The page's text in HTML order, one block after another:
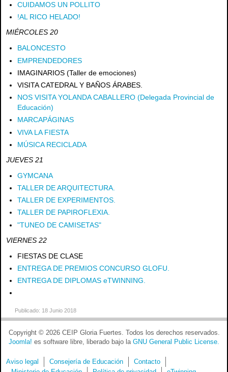
CUIDAMOS UN POLLITO
!AL RICO HELADO!
MIÉRCOLES 20
BALONCESTO
EMPRENDEDORES
IMAGINARIOS (Taller de emociones)
VISITA CATEDRAL Y BAÑOS ÁRABES.
NOS VISITA YOLANDA CABALLERO (Delegada Provincial de
Educación)
MARCAPÁGINAS
VIVA LA FIESTA
MÚSICA RECICLADA
JUEVES 21
GYMCANA
TALLER DE ARQUITECTURA.
TALLER DE EXPERIMENTOS.
TALLER DE PAPIROFLEXIA.
"TUNEO DE CAMISETAS"
VIERNES 22
FIESTAS DE CLASE
ENTREGA DE PREMIOS CONCURSO GLOFU.
ENTREGA DE DIPLOMAS eTWINNING.
Publicado: 18 Junio 2018
Copyright © 2026 CEIP Gloria Fuertes. Todos los derechos reservados.
Joomla! es software libre, liberado bajo la GNU General Public License.
Aviso legal Consejería de Educación
Contacto